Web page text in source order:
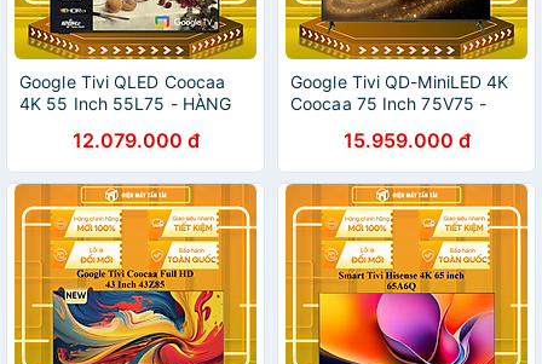
Google Tivi QLED Coocaa
4K 55 Inch 55L75 - HÀNG
12.079.000 đ
Google Tivi QD-MiniLED 4K
Coocaa 75 Inch 75V75 -
GIAO HCM15.959.000 đ